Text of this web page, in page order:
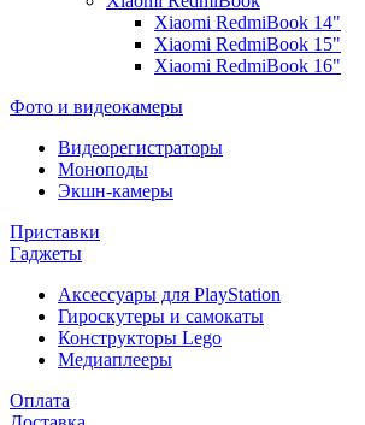
Xiaomi RedmiBook 14"
Xiaomi RedmiBook 15"
Xiaomi RedmiBook 16"
Фото и видеокамеры
Видеорегистраторы
Моноподы
Экшн-камеры
Приставки
Гаджеты
Аксессуары для PlayStation
Гироскутеры и самокаты
Конструкторы Lego
Медиаплееры
Оплата